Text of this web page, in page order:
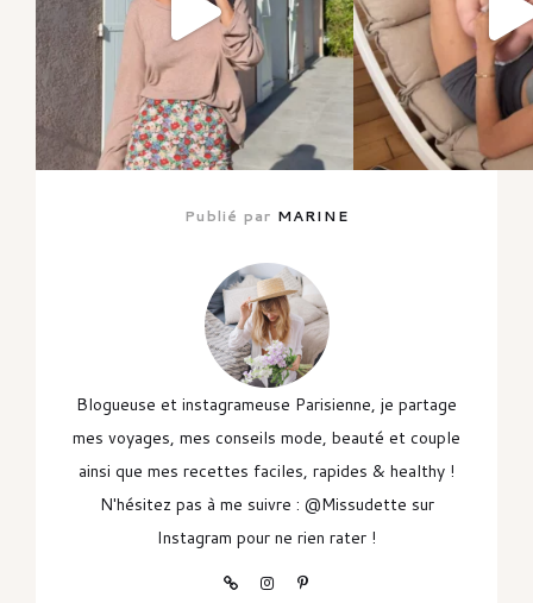
Publié par MARINE
Blogueuse et instagrameuse Parisienne, je partage
mes voyages, mes conseils mode, beauté et couple
ainsi que mes recettes faciles, rapides & healthy !
N'hésitez pas à me suivre : @Missudette sur
Instagram pour ne rien rater !